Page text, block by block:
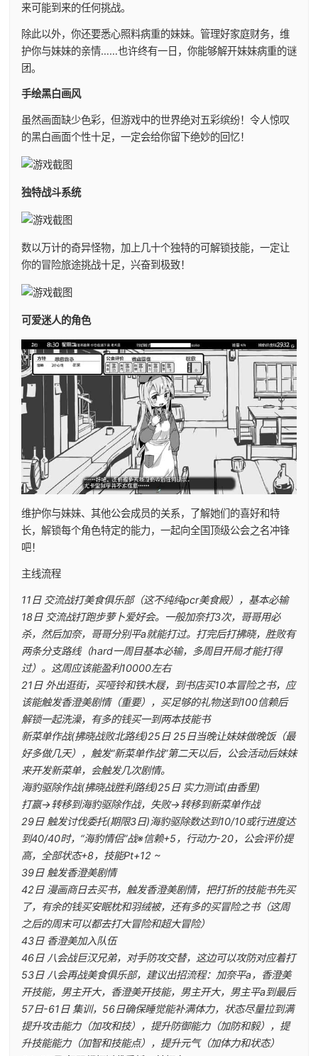
来可能到来的任何挑战。
除此以外，你还要悉心照料病重的妹妹。管理好家庭财务，维
护你与妹妹的亲情……也许终有一日，你能够解开妹妹病重的谜
团。
手绘黑白画风
虽然画面缺少色彩，但游戏中的世界绝对五彩缤纷！令人惊叹
的黑白画面个性十足，一定会给你留下绝妙的回忆！
独特战斗系统
数以万计的奇异怪物，加上几十个独特的可解锁技能，一定让
你的冒险旅途挑战十足，兴奋到极致！
可爱迷人的角色
维护你与妹妹、其他公会成员的关系，了解她们的喜好和特
长，解锁每个角色特定的能力，一起向全国顶级公会之名冲锋
吧！
主线流程
11日 交流战打美食俱乐部（这不纯纯pcr美食殿），基本必输
18日 交流战打跑步萝卜爱好会。一般加奈打3次，哥哥用必
杀，然后加奈，哥哥分别平a就能打过。打完后打拂晓，胜败有
两条分支路线（hard一周目基本必输，多周目开局才能打得
过）。这周应该能盈利10000左右
21日 外出逛街，买哑铃和铁木屐，到书店买10本冒险之书，应
该能触发香澄美剧情（重要），买足够的礼物送到100信赖后
解锁一起洗澡，有多的钱买一到两本技能书
新菜单作战(拂晓战败北路线)25日 25日当晚让妹妹做晚饭（最
好多做几天），触发“新菜单作战”第二天以后，公会活动后妹妹
来开发新菜单，会触发几次剧情。
海豹驱除作战(拂晓战胜利路线)25日 实力测试(由香里)
打赢→转移到海豹驱除作战，失败→转移到新菜单作战
29日 触发讨伐委托(期限3日)海豹驱除数达到10/10或行进度达
到40/40时，“海豹情侣”战※信赖+5，行动力-20，公会评价提
高，全部状态+8，技能Pt+12 ~
39日 触发香澄美剧情
42日 漫画商日去买书，触发香澄美剧情，把打折的技能书先买
了，有余的钱买安眠枕和羽绒被，还有多的买冒险之书（这周
之后的周末可以都去打大冒险和超大冒险）
43日 香澄美加入队伍
46日 八会战巨汉兄弟，对手防攻交替，这边可以攻防对应着打
53日 八会再战美食俱乐部，建议出招流程：加奈平a，香澄美
开技能，男主开大，香澄美开技能，男主开大，男主平a到最后
57日-61日 集训，56日确保睡觉能补满体力，状态尽量拉到满
提升攻击能力（加攻和技），提升防御能力（加防和毅），提
升技能能力（加智和技能点），提升元气（加体力和状态）